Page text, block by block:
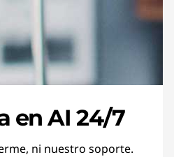
en AI 24/7
ni nuestro soporte.